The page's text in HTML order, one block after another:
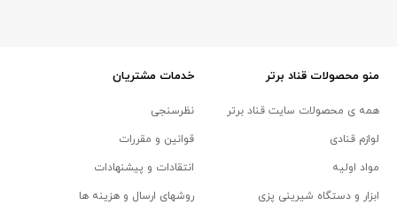
منو محصولات قناد برتر
همه ی محصولات سایت قناد برتر
لوازم قنادی
مواد اولیه
ابزار و دستگاه شیرینی پزی
خدمات مشتریان
نظرسنجی
قوانین و مقررات
انتقادات و پیشنهادات
روشهای ارسال و هزینه ها